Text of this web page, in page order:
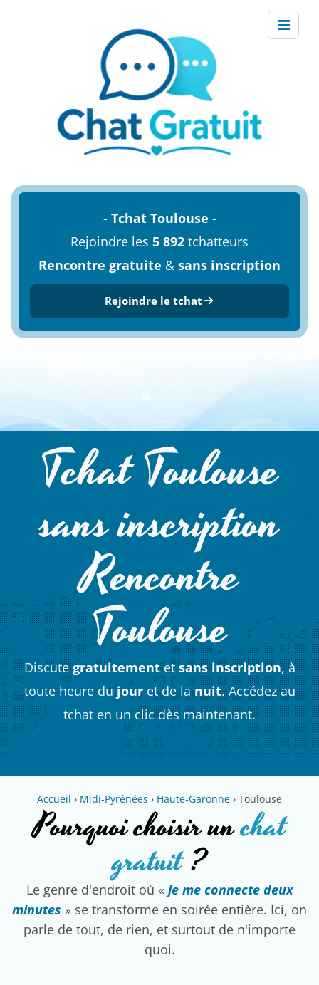
- Tchat Toulouse -
Rejoindre les 5 892 tchatteurs
Rencontre gratuite & sans inscription
Rejoindre le tchat
Tchat Toulouse
sans inscription
Rencontre
Toulouse
Discutegratuitementetsans inscription, à
toute heure du jouret de lanuit. Accédez au
tchat en un clic dès maintenant.
Accueil › Midi-Pyrénées › Haute-Garonne › Toulouse
Pourquoi choisir unchat
gratuit?
Le genre d'endroit où « je me connecte deux
minutes » se transforme en soirée entière. Ici, on
parle de tout, de rien, et surtout de n'importe
quoi.